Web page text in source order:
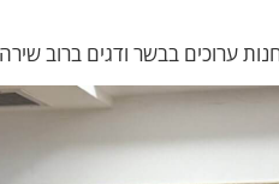
ערוכים בבשר ודגים ברוב